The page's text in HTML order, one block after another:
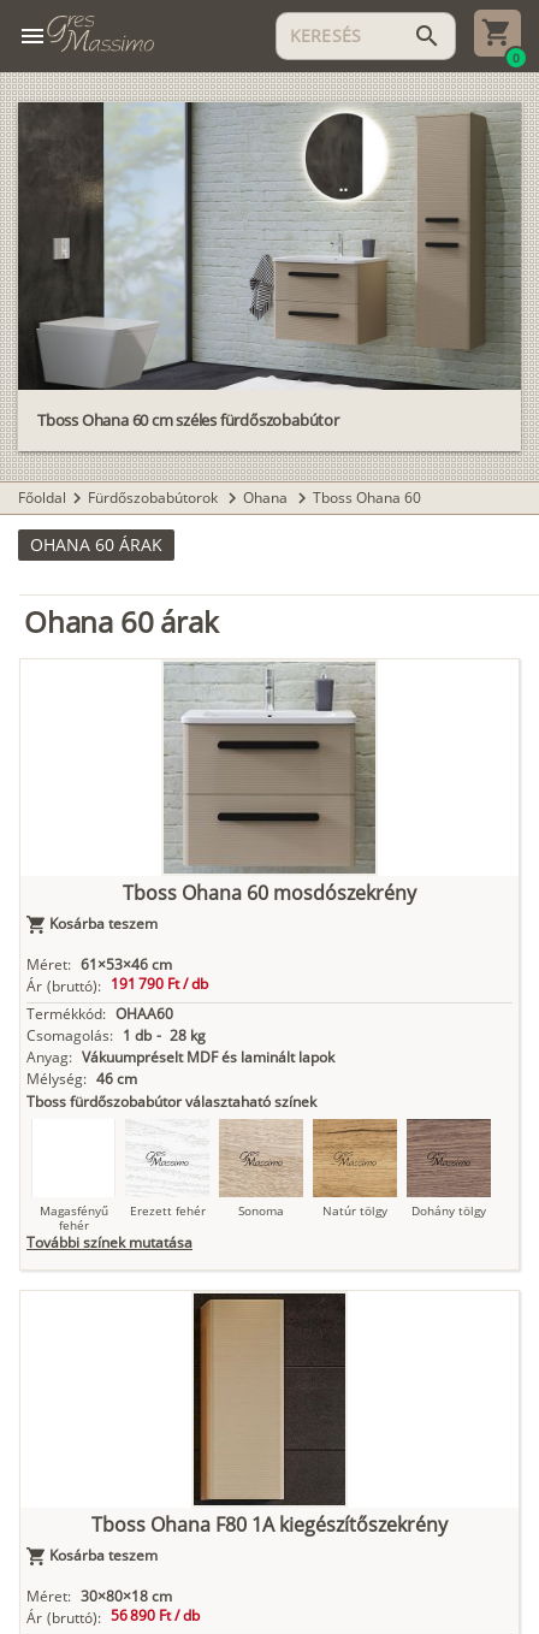
menu search
0
Tboss Ohana 60 cm széles fürdőszobabútor
Főoldal chevron_right Fürdőszobabútorok chevron_right Ohana chevron_right Tboss Ohana 60
OHANA 60 ÁRAK
Ohana 60 árak
Tboss Ohana 60 mosdószekrény
Kosárba teszem
Méret: 61×53×46 cm
Ár (bruttó): 191 790 Ft /db
Termékkód: OHAA60
Csomagolás: 1 db - 28 kg
Anyag: Vákuumpréselt MDF és laminált lapok
Mélység: 46 cm
Tboss fürdőszobabútor választaható színek
Magasfényű
fehér
Erezett fehér Sonoma Natúr tölgy Dohány tölgy
Füstös zöld
Antracit Matt fekete
További színek mutatása
Tboss Ohana F80 1A kiegészítőszekrény
Kosárba teszem
Méret: 30×80×18 cm
Ár (bruttó): 56 890 Ft /db